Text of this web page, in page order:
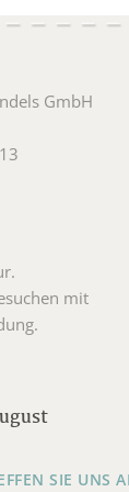
GmbH
mit
SIE UNS